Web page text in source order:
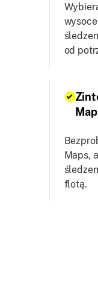
od
Maps,
flotą.